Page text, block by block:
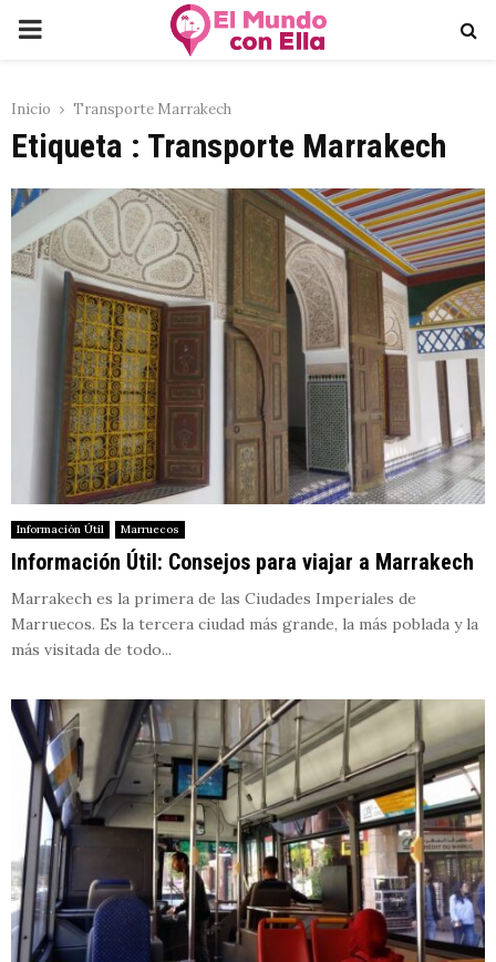
PRIMARY
Inicio Transporte Marrakech
Etiqueta : Transporte Marrakech
Información Útil Marruecos
Información Útil: Consejos para viajar a Marrakech
Marrakech es la primera de las Ciudades Imperiales de
Marruecos. Es la tercera ciudad más grande, la más poblada y la
más visitada de todo...